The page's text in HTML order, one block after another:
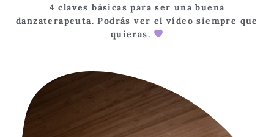
4 claves básicas para ser una buena
danzaterapeuta. Podrás ver el vídeo siempre que
quieras.